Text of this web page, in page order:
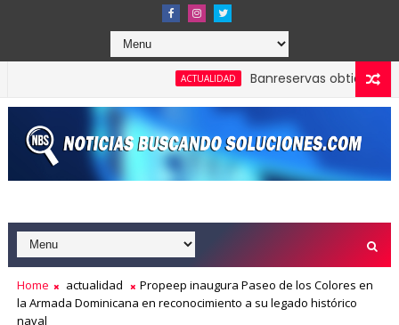
ACTUALIDAD
Banreservas obtiene siete
para participar en la toma de posesión de Abelardo de
Home actualidad
Propeep inaugura Paseo de los Colores en
la Armada Dominicana en reconocimiento a su legado histórico
naval